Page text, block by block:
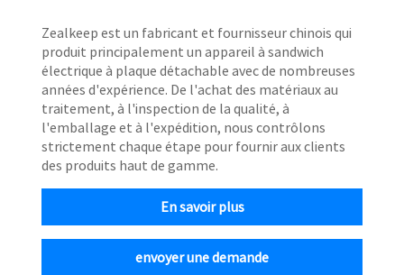
Zealkeep est un fabricant et fournisseur chinois qui
produit principalement un appareil à sandwich
électrique à plaque détachable avec de nombreuses
années d'expérience. De l'achat des matériaux au
traitement, à l'inspection de la qualité, à
l'emballage et à l'expédition, nous contrôlons
strictement chaque étape pour fournir aux clients
des produits haut de gamme.
En savoir plus
envoyer une demande